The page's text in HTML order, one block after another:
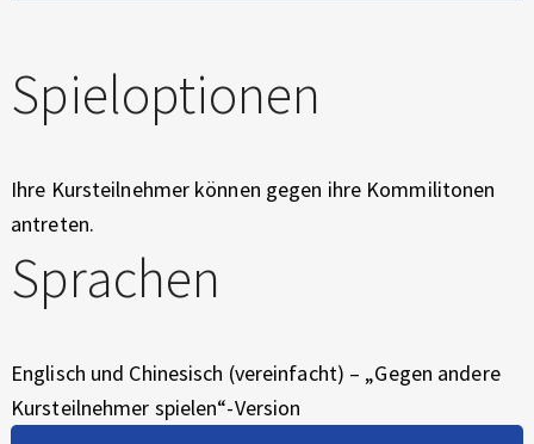
Spieloptionen
Ihre Kursteilnehmer können gegen ihre Kommilitonen
antreten.
Sprachen
Englisch und Chinesisch (vereinfacht) – „Gegen andere
Kursteilnehmer spielen“-Version